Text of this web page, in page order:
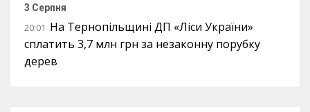
3 Серпня
20:01 На Тернопільщині ДП «Ліси України»
сплатить 3,7 млн грн за незаконну порубку
дерев